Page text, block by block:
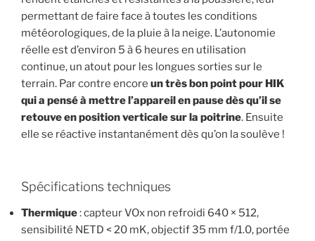
permettant de faire face à toutes les conditions
météorologiques, de la pluie à la neige. L’autonomie
réelle est d’environ 5 à 6 heures en utilisation
continue, un atout pour les longues sorties sur le
terrain. Par contre encore un très bon point pour HIK
qui a pensé à mettre l’appareil en pause dès qu’il se
retouve en position verticale sur la poitrine. Ensuite
elle se réactive instantanément dès qu’on la soulève !
Spécifications techniques
Thermique: capteur VOx non refroidi 640 × 512,
sensibilité NETD < 20 mK, objectif 35 mm f/1.0, portée